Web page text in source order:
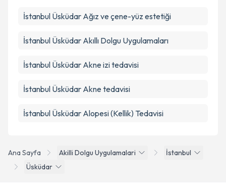
Ana Sayfa Akilli Dolgu Uygulamalari
İstanbul
Üsküdar
İstanbul Üsküdar Ağız ve çene-yüz estetiği
İstanbul Üsküdar Akıllı Dolgu Uygulamaları
İstanbul Üsküdar Akne izi tedavisi
İstanbul Üsküdar Akne tedavisi
İstanbul Üsküdar Alopesi (Kellik) Tedavisi